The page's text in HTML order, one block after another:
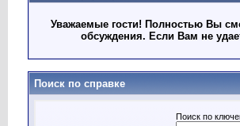
Уважаемые гости! Полностью Вы
обсуждения. Если Вам не
Поиск по справке
Поиск по